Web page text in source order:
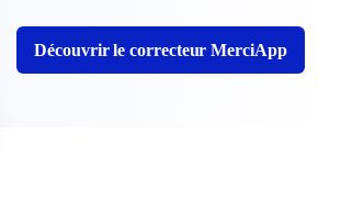
Découvrir le correcteur MerciApp